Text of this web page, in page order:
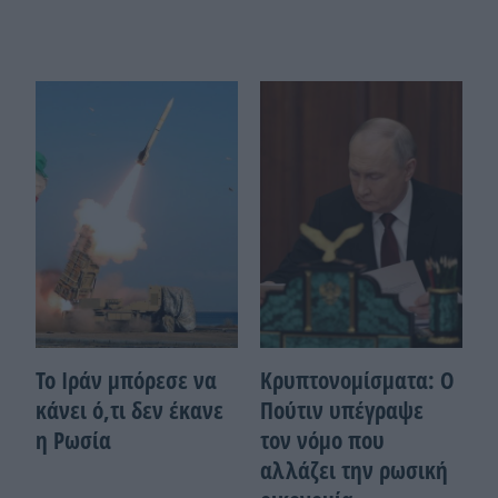
Το Ιράν μπόρεσε να
κάνει ό,τι δεν έκανε
η Ρωσία
Κρυπτονομίσματα: Ο
Πούτιν υπέγραψε
τον νόμο που
αλλάζει την ρωσική